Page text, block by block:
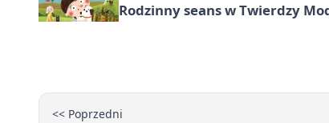
Rodzinny seans w Twierdzy
<< Poprzedni